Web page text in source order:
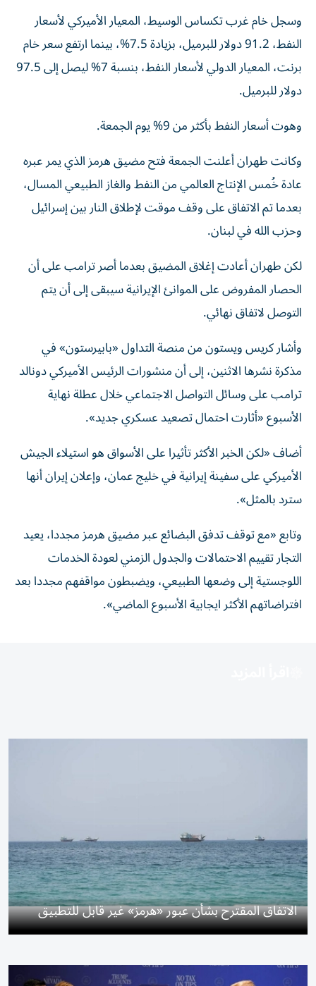
وسجل خام غرب تكساس الوسيط، المعيار الأميركي لأسعار
النفط، 91.2 دولار للبرميل، بزيادة 7.5%، بينما ارتفع سعر خام
برنت، المعيار الدولي لأسعار النفط، بنسبة 7% ليصل إلى 97.5
دولار للبرميل.
وهوت أسعار النفط بأكثر من 9% ‌يوم الجمعة.
وكانت طهران أعلنت الجمعة فتح مضيق هرمز الذي يمر عبره
عادة خُمس الإنتاج العالمي من النفط والغاز الطبيعي المسال،
بعدما تم الاتفاق على وقف موقت لإطلاق النار بين إسرائيل
وحزب الله في لبنان.
لكن طهران أعادت إغلاق المضيق بعدما أصر ترامب على أن
الحصار المفروض على الموانئ الإيرانية سيبقى إلى أن يتم
التوصل لاتفاق نهائي.
وأشار كريس ويستون من منصة التداول «بابيرستون» في
مذكرة نشرها الاثنين، إلى أن منشورات الرئيس الأميركي دونالد
ترامب على وسائل التواصل الاجتماعي خلال عطلة نهاية
الأسبوع «أثارت احتمال تصعيد عسكري جديد».
أضاف «لكن الخبر الأكثر تأثيرا على الأسواق هو استيلاء الجيش
الأميركي على سفينة إيرانية في خليج عمان، وإعلان إيران أنها
سترد بالمثل».
وتابع «مع توقف تدفق البضائع عبر مضيق هرمز مجددا، يعيد
التجار تقييم الاحتمالات والجدول الزمني لعودة الخدمات
اللوجستية إلى وضعها الطبيعي، ويضبطون مواقفهم مجددا بعد
افتراضاتهم الأكثر ايجابية الأسبوع الماضي».
الاتفاق المقترح بشأن عبور «هرمز» غير قابل للتطبيق